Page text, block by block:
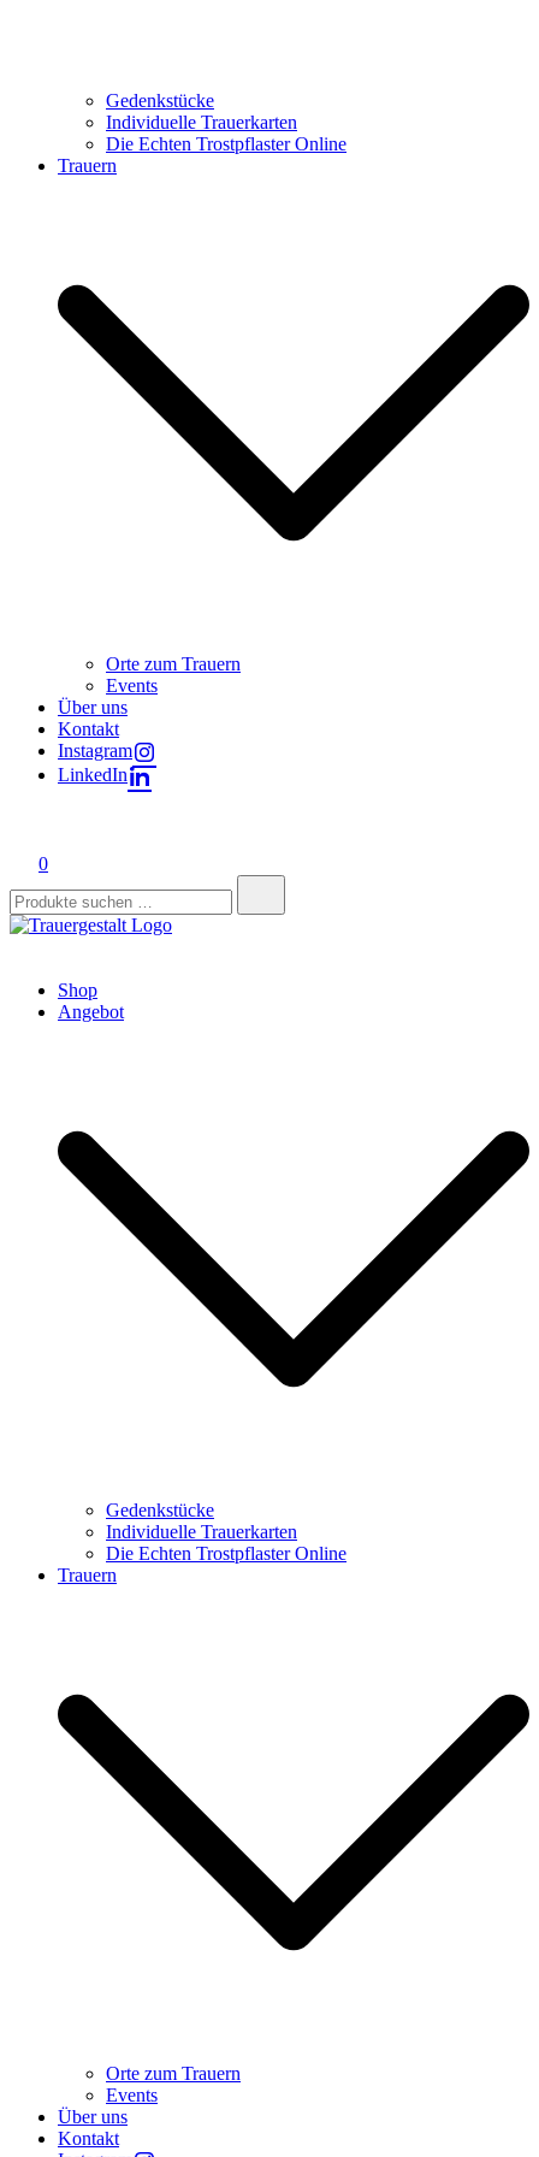
Gedenkstücke
Individuelle Trauerkarten
Die Echten Trostpflaster Online
Trauern
Orte zum Trauern
Events
Über uns
Kontakt
Instagram
LinkedIn
0
nach:
Shop
Angebot
Gedenkstücke
Individuelle Trauerkarten
Die Echten Trostpflaster Online
Trauern
Orte zum Trauern
Events
Über uns
Kontakt